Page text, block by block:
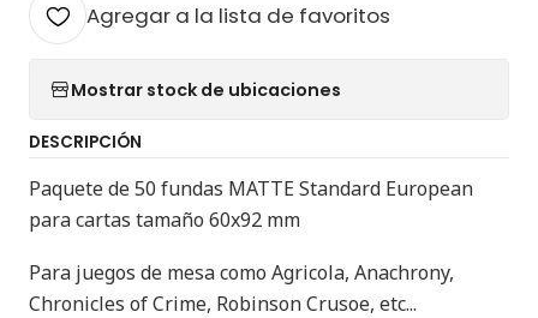
Agregar a la lista de favoritos
Mostrar stock de ubicaciones
DESCRIPCIÓN
Paquete de 50 fundas MATTE Standard European
para cartas tamaño 60x92 mm
Para juegos de mesa como Agricola, Anachrony,
Chronicles of Crime, Robinson Crusoe, etc...